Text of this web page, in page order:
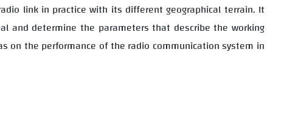
link in practice with its different geographical terrain. It
determine the parameters that describe the working
on the performance of the radio communication system in